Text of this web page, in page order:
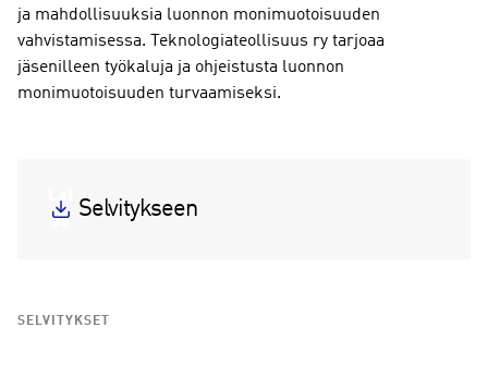
ja mahdollisuuksia luonnon monimuotoisuuden
vahvistamisessa. Teknologiateollisuus ry tarjoaa
jäsenilleen työkaluja ja ohjeistusta luonnon
monimuotoisuuden turvaamiseksi.
Selvitykseen
Lat
aa
SELVITYKSET